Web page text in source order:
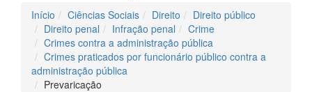
Início Ciências Sociais Direito
Direito público
Direito penal
Infração penal
Crime
Crimes contra a administração pública
Crimes praticados por funcionário público contra a
administração pública
Prevaricação